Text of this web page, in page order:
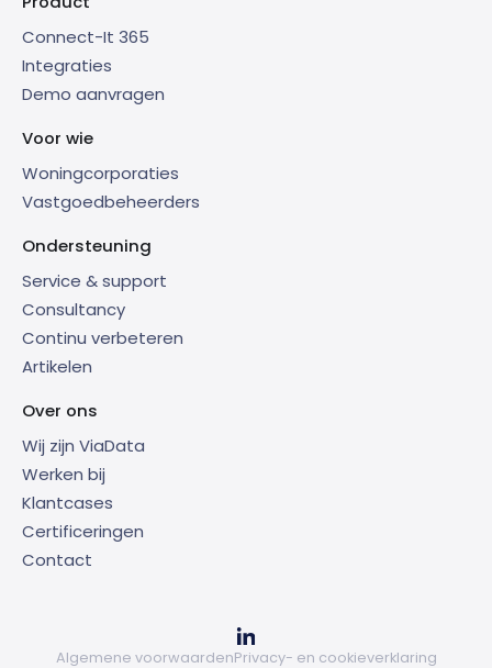
Connect-It 365
Integraties
Demo aanvragen
Voor wie
Woningcorporaties
Vastgoedbeheerders
Ondersteuning
Service & support
Consultancy
Continu verbeteren
Artikelen
Over ons
Wij zijn ViaData
Werken bij
Klantcases
Certificeringen
Contact
Algemene voorwaardenPrivacy- en cookieverklaring